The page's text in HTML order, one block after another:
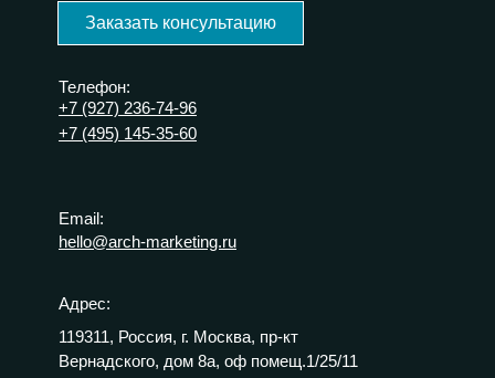
Адрес:
119311, Россия, г. Москва, пр-кт
Вернадского, дом 8а, оф помещ.1/25/11
Email:
hello@arch-marketing.ru
Телефон:
+7 (927) 236-74-96
+7 (495) 145-35-60
Заказать консультацию